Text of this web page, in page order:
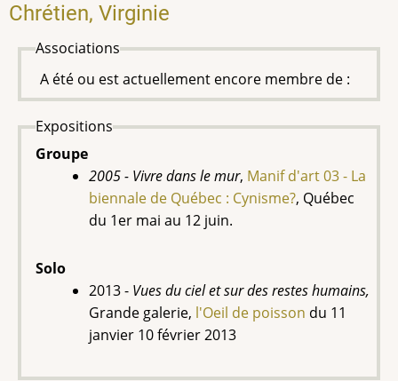
Chrétien, Virginie
Associations
A été ou est actuellement encore membre de :
Expositions
Groupe
2005 - Vivre dans le mur, Manif d'art 03 - La
biennale de Québec : Cynisme?, Québec
du 1er mai au 12 juin.
Solo
2013 - Vues du ciel et sur des restes humains,
Grande galerie, l'Oeil de poisson du 11
janvier 10 février 2013